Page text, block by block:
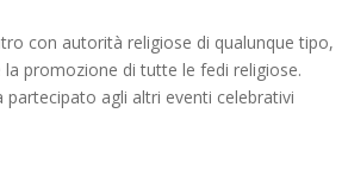
con autorità religiose di qualunque tipo,
promozione di tutte le fedi religiose.
agli altri eventi celebrativi